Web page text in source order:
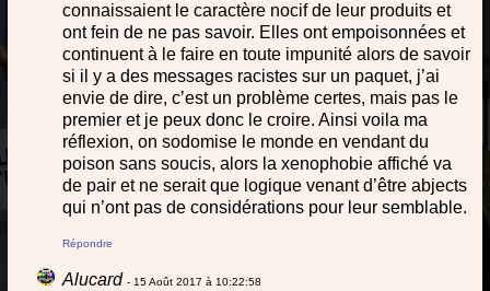
connaissaient le caractère nocif de leur produits et
ont fein de ne pas savoir. Elles ont empoisonnées et
continuent à le faire en toute impunité alors de savoir
si il y a des messages racistes sur un paquet, j’ai
envie de dire, c’est un problème certes, mais pas le
premier et je peux donc le croire. Ainsi voila ma
réflexion, on sodomise le monde en vendant du
poison sans soucis, alors la xenophobie affiché va
de pair et ne serait que logique venant d’être abjects
qui n’ont pas de considérations pour leur semblable.
Répondre
Alucard - 15 Août 2017 à 10:22:58